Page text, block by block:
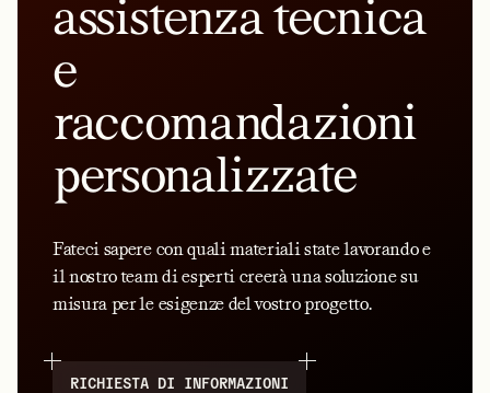
assistenza tecnica
e
raccomandazioni
personalizzate
Fateci sapere con quali materiali state lavorando e
il nostro team di esperti creerà una soluzione su
misura per le esigenze del vostro progetto.
RICHIESTA DI INFORMAZIONI